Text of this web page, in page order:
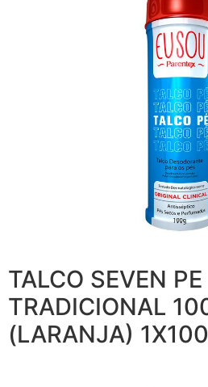
TALCO SEVEN PE
TRADICIONAL
(LARANJA)